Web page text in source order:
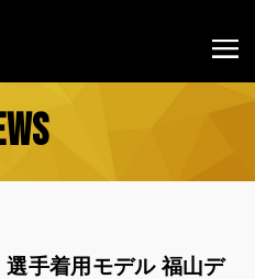
選手着用モデル 福山デ